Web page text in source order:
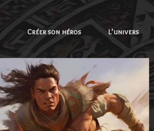
Créer son héros L’univers